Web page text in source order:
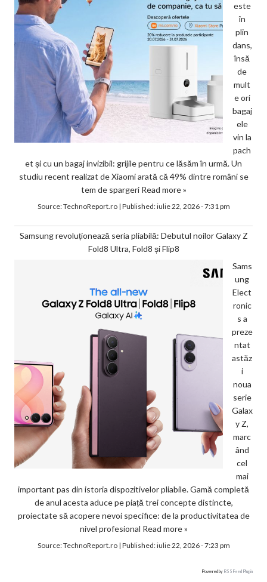
este
în
plin
dans,
însă
de
mult
e ori
bagaj
ele
vin la
pach
et și cu un bagaj invizibil: grijile pentru ce lăsăm în urmă. Un
studiu recent realizat de Xiaomi arată că 49% dintre români se
tem de spargeri Read more »
Source:TechnoReport.ro| Published:iulie 22, 2026 - 7:31 pm
Samsung revoluționează seria pliabilă: Debutul noilor Galaxy Z
Fold8 Ultra, Fold8 și Flip8
Sams
ung
Elect
ronic
s a
preze
ntat
astăz
i
noua
serie
Galax
y Z,
marc
ând
cel
mai
important pas din istoria dispozitivelor pliabile. Gamă completă
de anul acesta aduce pe piață trei concepte distincte,
proiectate să acopere nevoi specifice: de la productivitatea de
nivel profesional Read more »
Source:TechnoReport.ro| Published:iulie 22, 2026 - 7:23 pm
Powered by RSS Feed Plugin